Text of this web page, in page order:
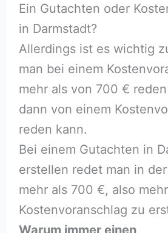
Ein Gutachten oder
in Darmstadt?
Allerdings ist es wichtig
man bei einem
mehr als von 700 €
dann von einem
reden kann.
Bei einem Gutachten in
erstellen redet man in
mehr als 700 €, also
Kostenvoranschlag zu
Warum immer einen